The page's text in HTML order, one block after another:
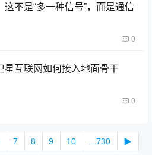
这不是“多一种信号”，而是通信
0
星互联网如何接入地面骨干
0
7 8 9 10 ...730 ▶